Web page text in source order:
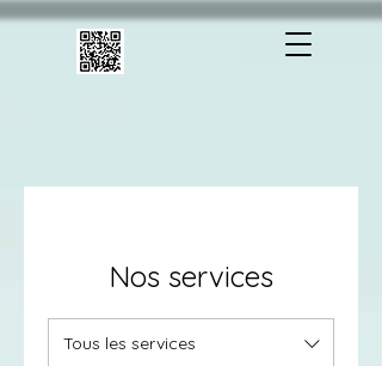
Nos services
Tous les services